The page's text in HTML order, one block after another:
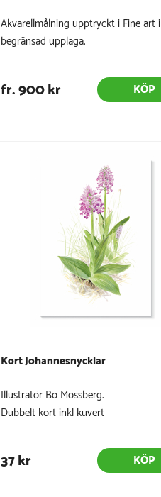
Akvarellmålning upptryckt i Fine art i
begränsad upplaga.
fr. 900 kr KÖP
Kort Johannesnycklar
Illustratör Bo Mossberg.
Dubbelt kort inkl kuvert
37 kr KÖP